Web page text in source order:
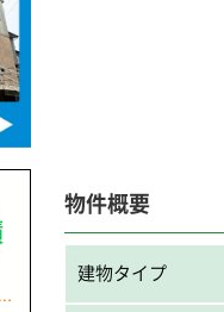
物件概要
建物タイプ